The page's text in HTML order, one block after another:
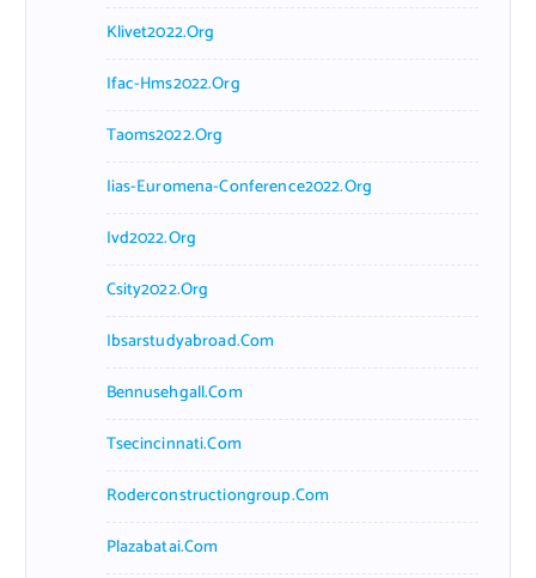
Klivet2022.org
Ifac-Hms2022.org
Taoms2022.org
Iias-Euromena-Conference2022.org
Ivd2022.org
Csity2022.org
Ibsarstudyabroad.com
Bennusehgall.com
Tsecincinnati.com
Roderconstructiongroup.com
Plazabatai.com